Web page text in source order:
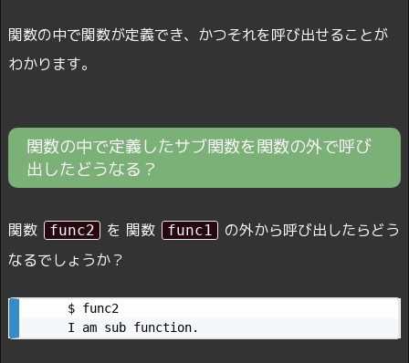
関数の中で関数が定義でき、かつそれを呼び出せることが
わかります。
関数の中で定義したサブ関数を関数の外で呼び
出したどうなる？
関数 func2 を 関数 func1
の外から呼び出したらどう
なるでしょうか？
$ func2
I am sub function.